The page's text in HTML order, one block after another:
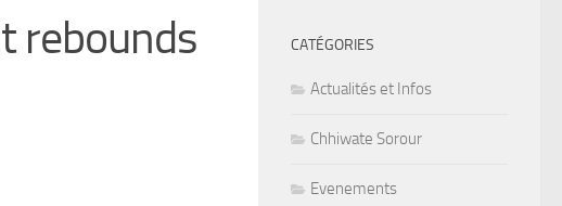
rebounds
CATÉGORIES
Actualités et Infos
Chhiwate Sorour
Evenements